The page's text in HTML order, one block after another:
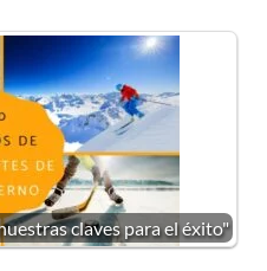
claves para el éxito"